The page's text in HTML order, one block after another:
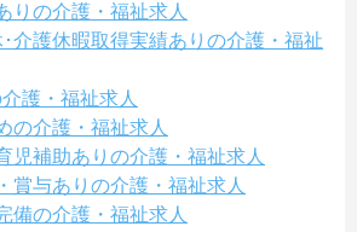
りの介護・福祉求人
介護休暇取得実績ありの介護・福祉
護・福祉求人
の介護・福祉求人
児補助ありの介護・福祉求人
賞与ありの介護・福祉求人
備の介護・福祉求人